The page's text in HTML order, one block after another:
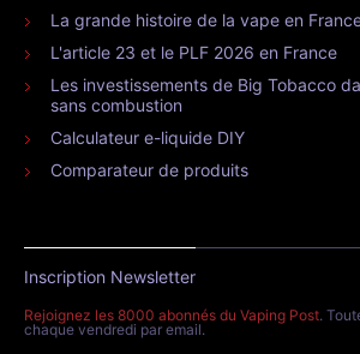
La grande histoire de la vape en
L'article 23 et le PLF 2026 en France
Les investissements de Big Tobacco
sans combustion
Calculateur e-liquide DIY
Comparateur de produits
Inscription Newsletter
Rejoignez les 8000 abonnés du Vaping Post.
chaque vendredi par email.